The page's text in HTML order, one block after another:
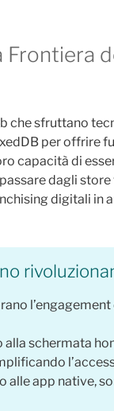
Frontiera
che sfruttano
per offrire
capacità di
dagli
digitali in
alla schermata
alle app native,